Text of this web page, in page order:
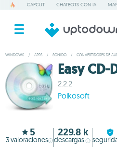
CAPCUT CHATBOTS CON IA
WINDOWS / APPS / SONIDO / CONVERTIDORES DE
Easy CD-
2.2.2
Poikosoft
5
3valoraciones
229.8 k
descargas